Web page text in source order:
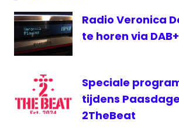
radio
MTVNL
Radio Veronica
te horen via DAB+
Speciale
tijdens
2TheBeat